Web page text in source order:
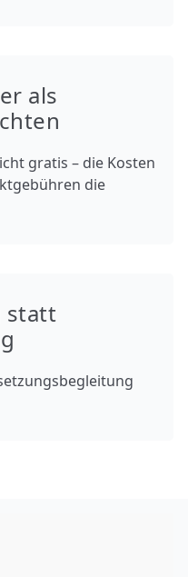
als
gratis – die Kosten
die
statt